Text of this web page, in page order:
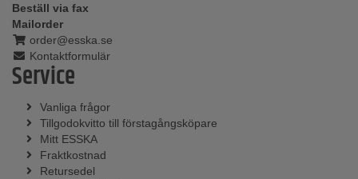
Beställ via fax
Mailorder
order@esska.se
Kontaktformulär
Service
Vanliga frågor
Tillgodokvitto till förstagångsköpare
Mitt ESSKA
Fraktkostnad
Retursedel